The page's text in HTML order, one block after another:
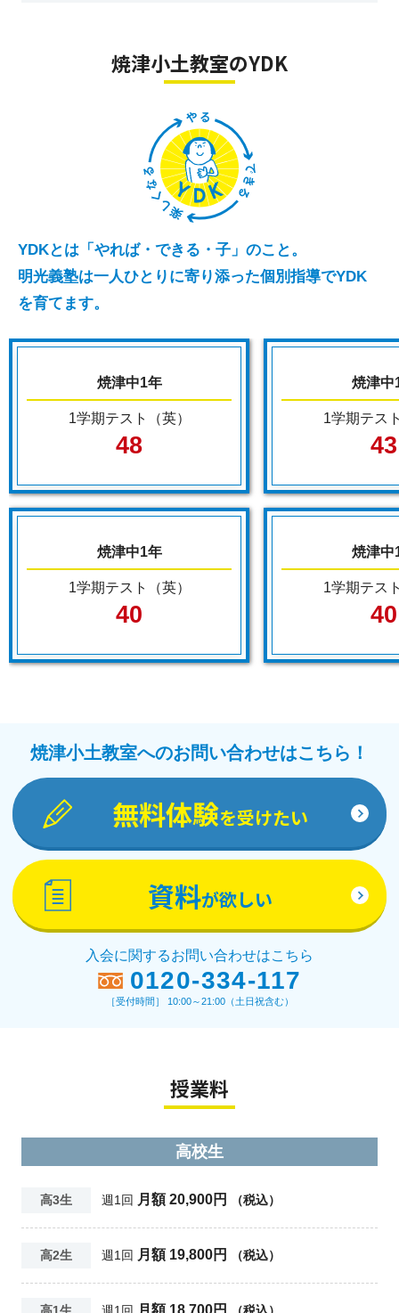
焼津小土教室のYDK
YDKとは「やれば・できる・子」のこと。
明光義塾は一人ひとりに寄り添った個別指導でYDK
を育てます。
焼津中1年
1学期テスト（英）
48
焼津中1年
1学期テスト（英）
40
焼津中
1学期テス
43
焼津中
1学期テス
40
焼津小土教室へのお問い合わせはこちら！
無料体験を受けたい
資料が欲しい
入会に関するお問い合わせはこちら
0120-334-117
［受付時間］ 10:00～21:00（土日祝含む）
授業料
高校生
高3生 週1回 月額 20,900円 （税込）
高2生 週1回 月額 19,800円 （税込）
高1生